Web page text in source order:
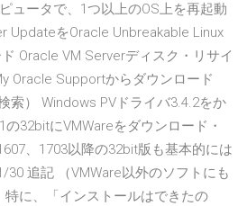
ュータで、1つ以上のOS上を再起動
UpdateをOracle Unbreakable Linux
Oracle VM Serverディスク・リサイ
Oracle Supportからダウンロード
索） Windows PVドライバ3.4.2をか
32bitにVMWareをダウンロード・
、1703以降の32bit版も基本的には
追記 （VMWare以外のソフトにも
に、「インストールはできたの